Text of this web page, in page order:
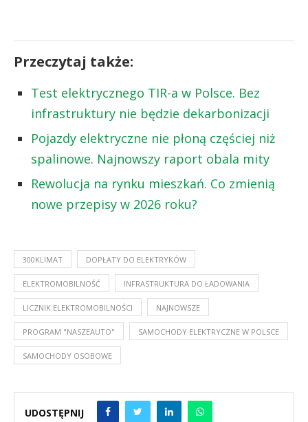
Przeczytaj także:
Test elektrycznego TIR-a w Polsce. Bez
infrastruktury nie będzie dekarbonizacji
Pojazdy elektryczne nie płoną częściej niż
spalinowe. Najnowszy raport obala mity
Rewolucja na rynku mieszkań. Co zmienią
nowe przepisy w 2026 roku?
300KLIMAT DOPŁATY DO ELEKTRYKÓW
ELEKTROMOBILNOŚĆ INFRASTRUKTURA DO ŁADOWANIA
LICZNIK ELEKTROMOBILNOŚCI NAJNOWSZE
PROGRAM "NASZEAUTO" SAMOCHODY ELEKTRYCZNE W POLSCE
SAMOCHODY OSOBOWE
UDOSTĘPNIJ